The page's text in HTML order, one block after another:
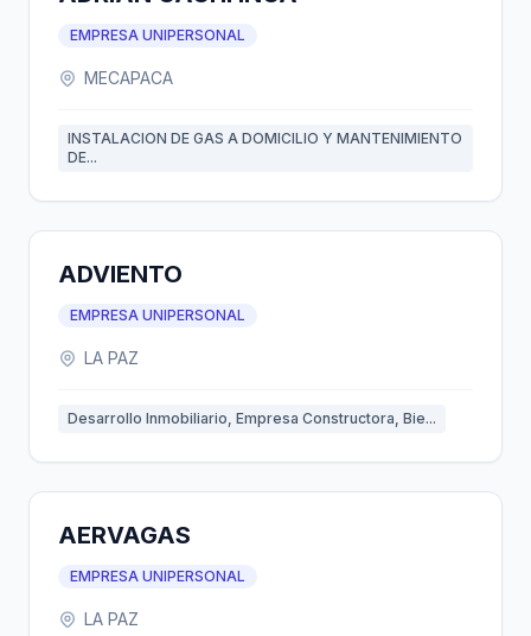
EMPRESA UNIPERSONAL
MECAPACA
INSTALACION DE GAS A DOMICILIO Y MANTENIMIENTO
DE...
ADVIENTO
EMPRESA UNIPERSONAL
LA PAZ
Desarrollo Inmobiliario, Empresa Constructora, Bie...
AERVAGAS
EMPRESA UNIPERSONAL
LA PAZ